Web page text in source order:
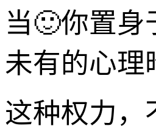
当🙂你置身
未有的心理
这种权力，